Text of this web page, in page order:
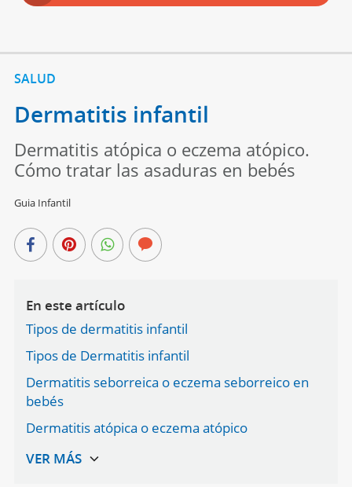
SALUD
Dermatitis infantil
Dermatitis atópica o eczema atópico.
Cómo tratar las asaduras en bebés
Guia Infantil
En este artículo
Tipos de dermatitis infantil
Tipos de Dermatitis infantil
Dermatitis seborreica o eczema seborreico en
bebés
Dermatitis atópica o eczema atópico